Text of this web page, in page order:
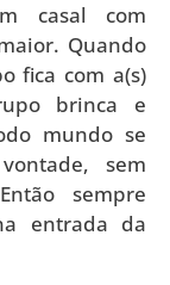
casal com
Quando
fica com a(s)
brinca e
mundo se
sem
sempre
entrada da